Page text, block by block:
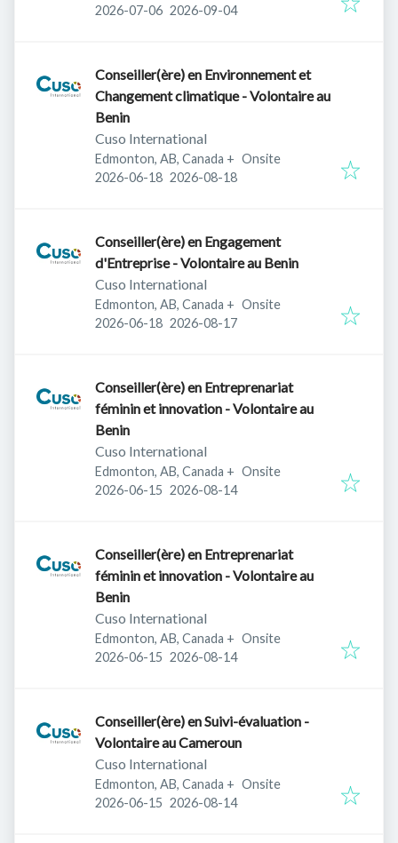
Published:
2026-07-06 Expires:
2026-09-04
Conseiller(ère) en Environnement et
Changement climatique - Volontaire au
Benin
Cuso International
Edmonton, AB, Canada + Onsite
Published:
2026-06-18 Expires:
2026-08-18
Conseiller(ère) en Engagement
d'Entreprise - Volontaire au Benin
Cuso International
Edmonton, AB, Canada + Onsite
Published:
2026-06-18 Expires:
2026-08-17
Conseiller(ère) en Entreprenariat
féminin et innovation - Volontaire au
Benin
Cuso International
Edmonton, AB, Canada + Onsite
Published:
2026-06-15 Expires:
2026-08-14
Conseiller(ère) en Entreprenariat
féminin et innovation - Volontaire au
Benin
Cuso International
Edmonton, AB, Canada + Onsite
Published:
2026-06-15 Expires:
2026-08-14
Conseiller(ère) en Suivi-évaluation -
Volontaire au Cameroun
Cuso International
Edmonton, AB, Canada + Onsite
Published:
2026-06-15 Expires:
2026-08-14